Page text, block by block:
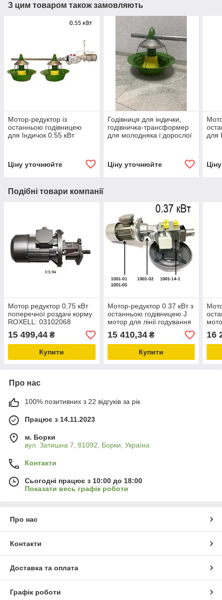
З цим товаром також замовляють
Мотор-редуктор із
останньою годівницею
для Індичок 0.55 кВт
Ціну уточнюйте
Годівниця для індички,
годівничка-трансформер
для молодняка і дорослої
Ціну уточнюйте
для
Подібні товари компанії
Мотор редуктор 0,75 кВт
поперечної роздачі корму
ROXELL: 03102068
обладнання та запчастини
для тваринництва
15 499,44 ₴
Купити
Мотор-редуктор 0.37 кВт з
останньою годівницею J
мотор для лінії годування
15 410,34₴
Купити
16
Про нас
100% позитивних з 22 відгуків за рік
Працює з 14.11.2023
м. Борки
вул. Затишна 7, 81092, Борки, Україна
Контакти
Сьогодні працює з 10:00 до 18:00
Показати весь графік роботи
Про нас
Контакти
Доставка та оплата
Графік роботи